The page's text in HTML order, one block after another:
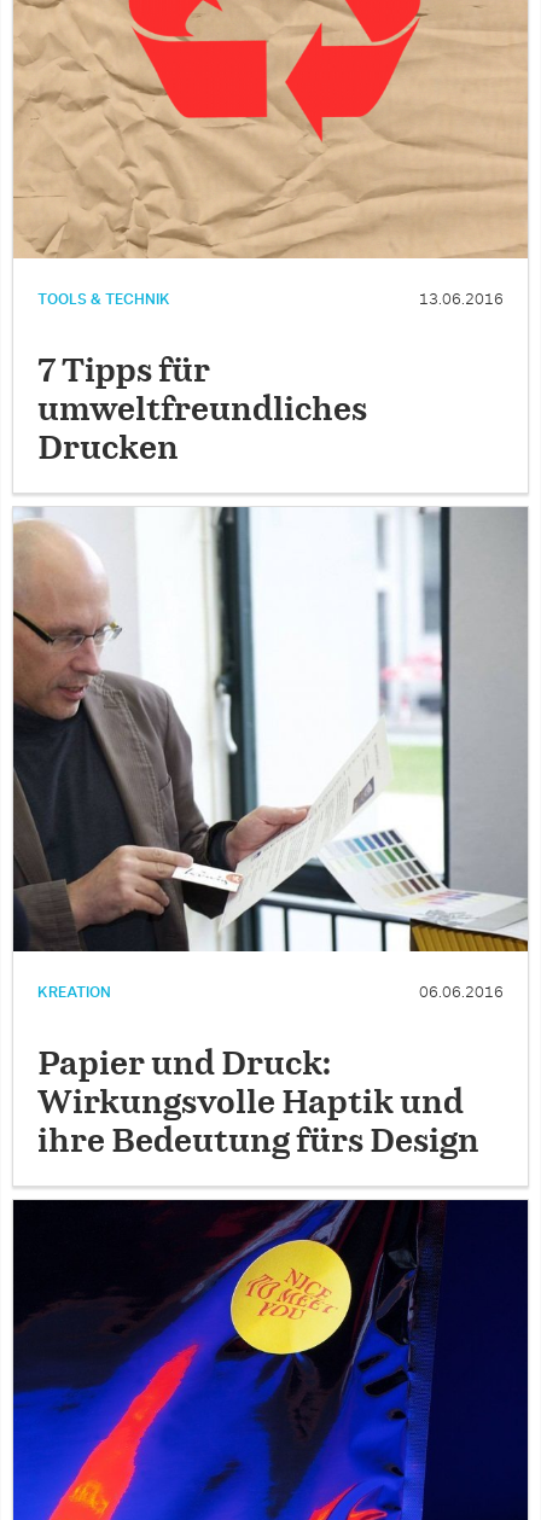
TOOLS & TECHNIK 13.06.2016
7 Tipps für
umweltfreundliches
Drucken
KREATION 06.06.2016
Papier und Druck:
Wirkungsvolle Haptik und
ihre Bedeutung fürs Design